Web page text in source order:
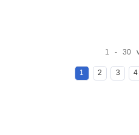
1 - 30
1 2 3 4